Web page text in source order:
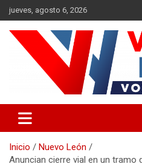
Saltar
al
contenido
jueves, agosto 6, 2026
Vector Norte
Inicio
Nuevo León
Anuncian cierre vial en un tramo